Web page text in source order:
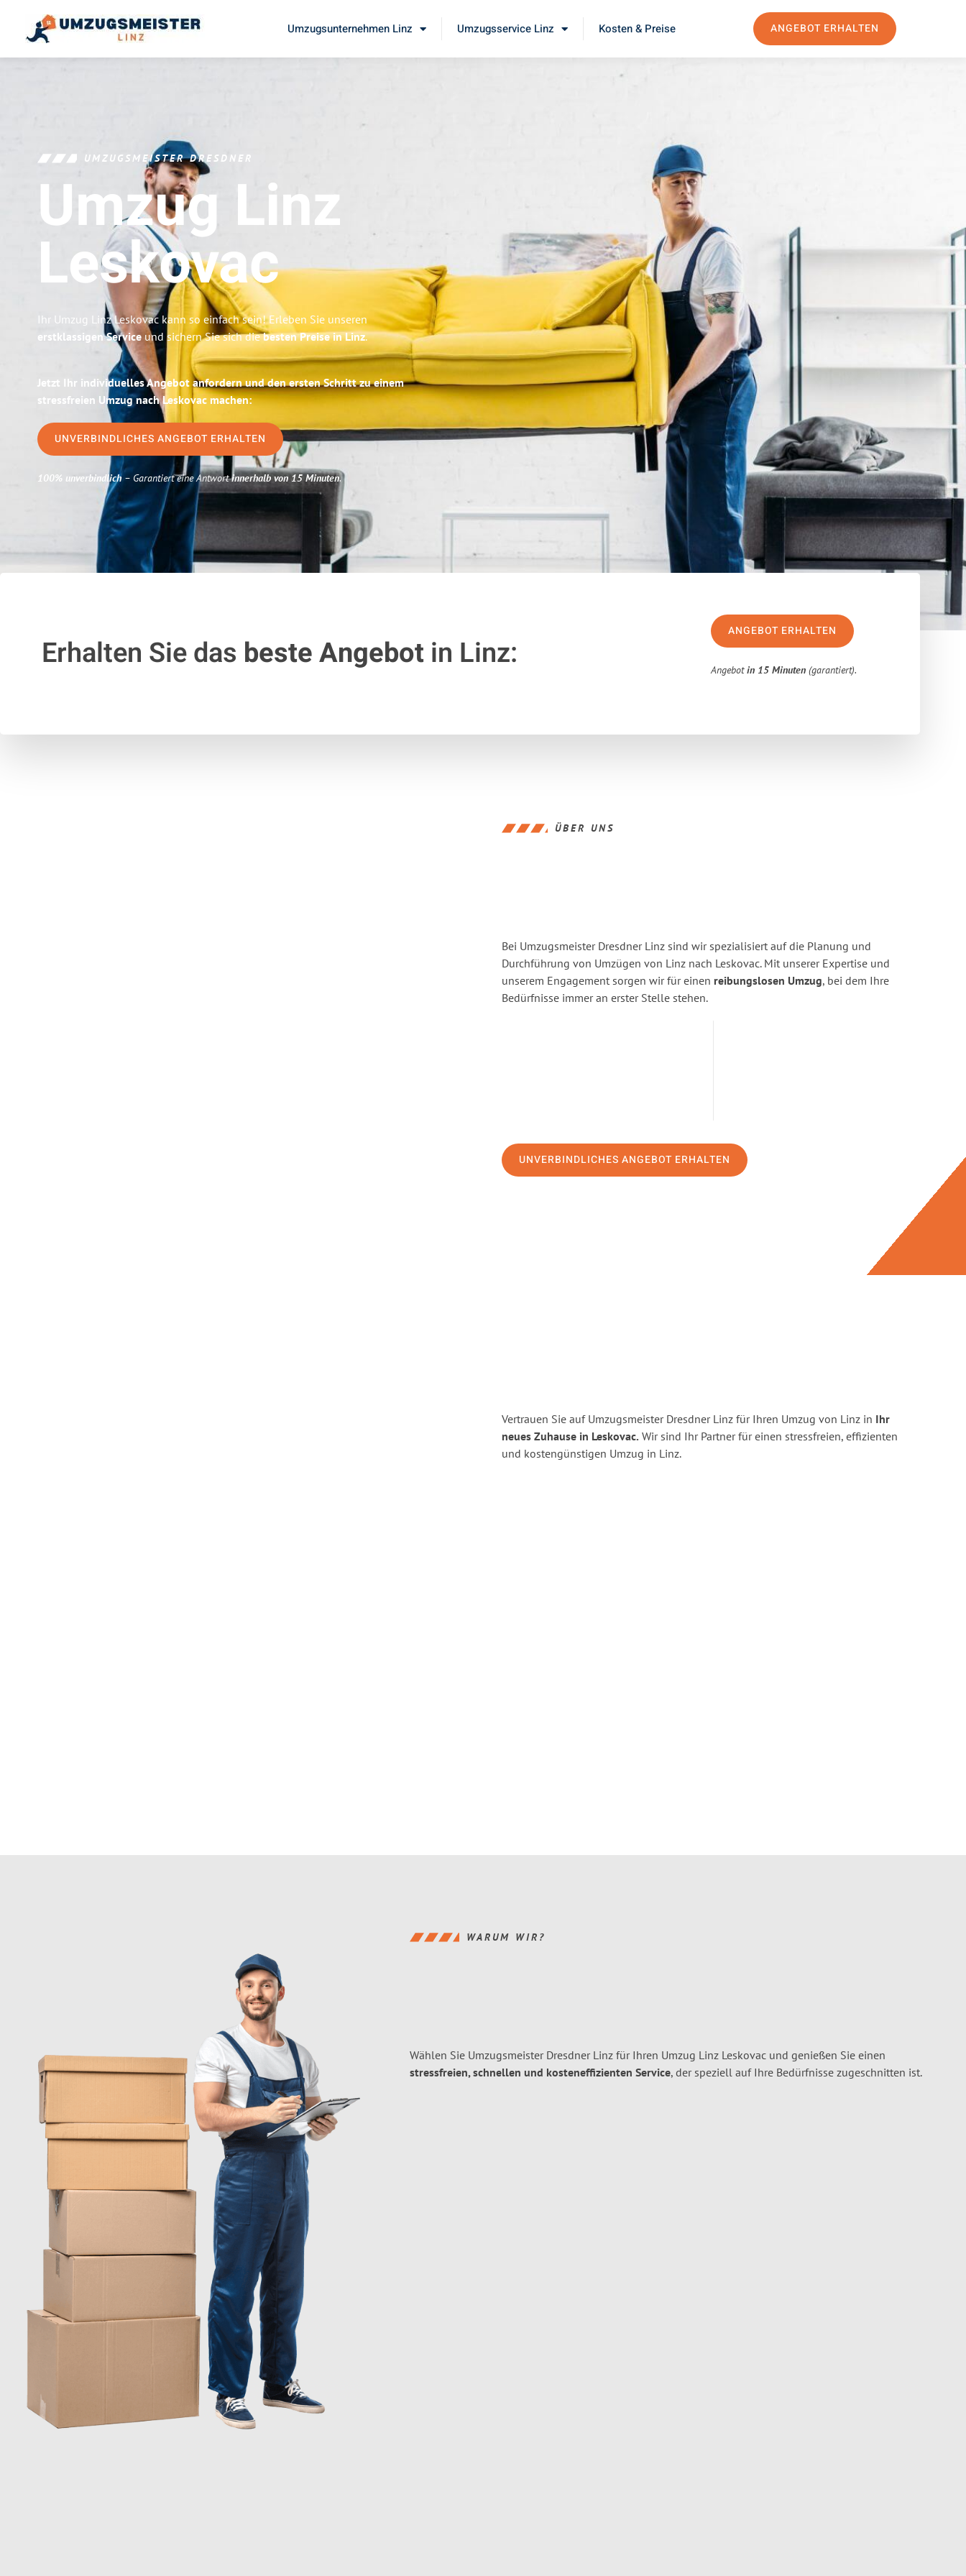
Umzugsunternehmen Linz Umzugsservice Linz Kosten & Preise ANGEBOT ERHALTEN
UMZUGSMEISTER DRESDNER
Umzug Linz
Leskovac
Ihr Umzug Linz Leskovac kann so einfach sein! Erleben Sie unseren
erstklassigen Service und sichern Sie sich diebesten Preise in Linz.
Jetzt Ihr individuelles Angebot anfordern und den ersten Schritt zu einem
stressfreien Umzug nach Leskovac machen:
UNVERBINDLICHES ANGEBOT ERHALTEN
100% unverbindlich– Garantiert eine Antwortinnerhalb von 15 Minuten.
Erhalten Sie das beste Angebotin Linz:
ANGEBOT ERHALTEN
Angebotin 15 Minuten (garantiert).
ÜBER UNS
Bei Umzugsmeister Dresdner Linz sind wir spezialisiert auf die Planung und
Durchführung von Umzügen von Linz nach Leskovac. Mit unserer Expertise und
unserem Engagement sorgen wir für einen reibungslosen Umzug, bei dem Ihre
Bedürfnisse immer an erster Stelle stehen.
UNVERBINDLICHES ANGEBOT ERHALTEN
Vertrauen Sie auf Umzugsmeister Dresdner Linz für Ihren Umzug von Linz in Ihr
neues Zuhause in Leskovac. Wir sind Ihr Partner für einen stressfreien, effizienten
und kostengünstigen Umzug in Linz.
WARUM WIR?
Wählen Sie Umzugsmeister Dresdner Linz für Ihren Umzug Linz Leskovac und genießen Sie einen
stressfreien, schnellen und kosteneffizienten Service, der speziell auf Ihre Bedürfnisse zugeschnitten ist.